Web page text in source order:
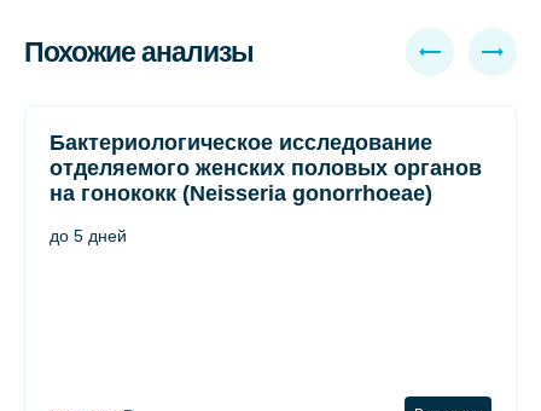
Похожие анализы
Бактериологическое исследование
отделяемого женских половых органов
на гонококк (Neisseria gonorrhoeae)
до 5 дней